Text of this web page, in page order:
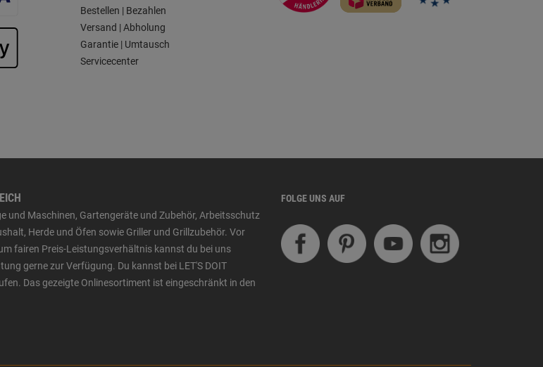
Bestellen | Bezahlen
Versand | Abholung
Garantie | Umtausch
Servicecenter
und Maschinen, Gartengeräte und Zubehör, Arbeitsschutz
Herde und Öfen sowie Griller und Grillzubehör. Vor
fairen Preis-Leistungsverhältnis kannst du bei uns
gerne zur Verfügung. Du kannst bei LET'S DOIT
Das gezeigte Onlinesortiment ist eingeschränkt in den
FOLGE UNS AUF